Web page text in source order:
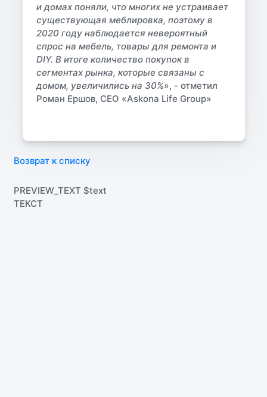
и домах поняли, что многих не устраивает
существующая меблировка, поэтому в
2020 году наблюдается невероятный
спрос на мебель, товары для ремонта и
DIY. В итоге количество покупок в
сегментах рынка, которые связаны с
домом, увеличились на 30%», - отметил
Роман Ершов, СЕО «Askona Life Group»
Возврат к списку
PREVIEW_TEXT $text
ТЕКСТ